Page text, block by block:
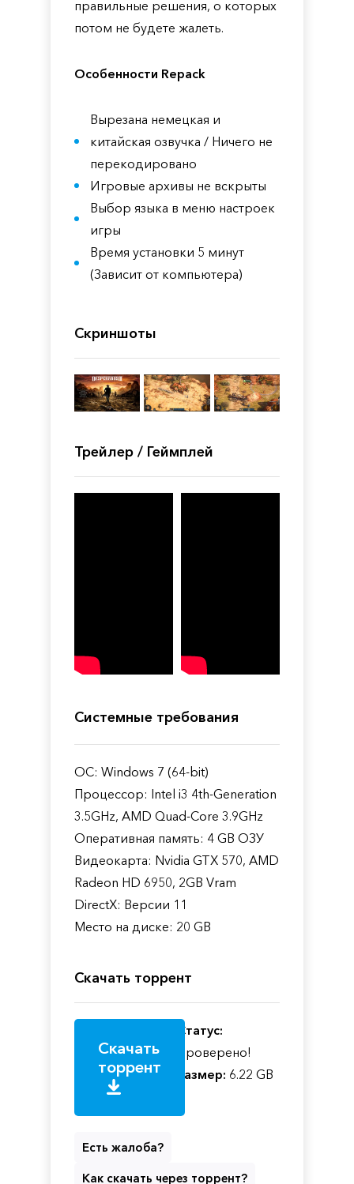
правильные решения, о которых
потом не будете жалеть.
Особенности Repack
Вырезана немецкая и
китайская озвучка / Ничего не
перекодировано
Игровые архивы не вскрыты
Выбор языка в меню настроек
игры
Время установки 5 минут
(Зависит от компьютера)
Скриншоты
Трейлер / Геймплей
Системные требования
ОС: Windows 7 (64-bit)
Процессор: Intel i3 4th-Generation
3.5GHz, AMD Quad-Core 3.9GHz
Оперативная память: 4 GB ОЗУ
Видеокарта: Nvidia GTX 570, AMD
Radeon HD 6950, 2GB Vram
DirectX: Версии 11
Место на диске: 20 GB
Скачать торрент
Скачать
торрент
Статус:
Проверено!
Размер: 6.22 GB
Есть жалоба?
Как скачать через торрент?